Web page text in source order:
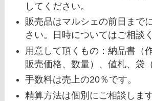
してください。
販売品はマルシェの前日まで
さい。日時についてはご相談
用意して頂くもの：納品書（
販売価格、数量）、値札、袋
手数料は売上の20％です。
精算方法は個別にご相談します